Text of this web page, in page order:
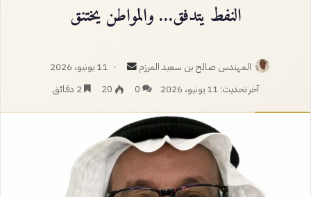
النفط يتدفق… والمواطن يختنق
المهندس صالح بن سعيد المرزم
أرسل
بريدا
11 يونيو، 2026
آخر تحديث: 11 يونيو، 2026
0
20